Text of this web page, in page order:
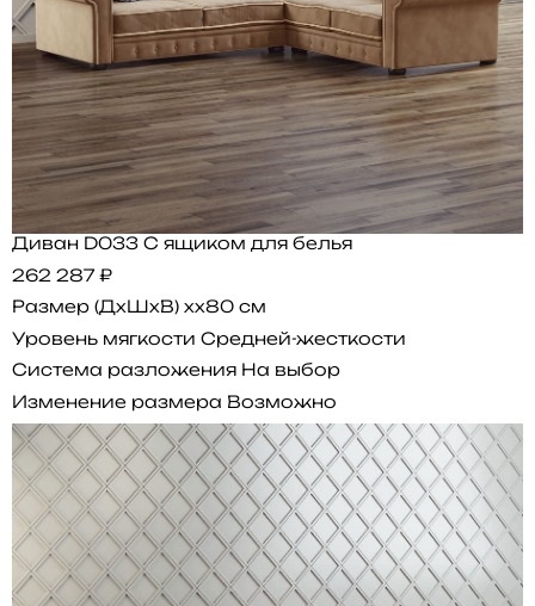
Диван D033 С ящиком для белья
262 287 ₽
Размер (ДхШхВ) xx80 см
Уровень мягкости Средней-жесткости
Система разложения На выбор
Изменение размера Возможно